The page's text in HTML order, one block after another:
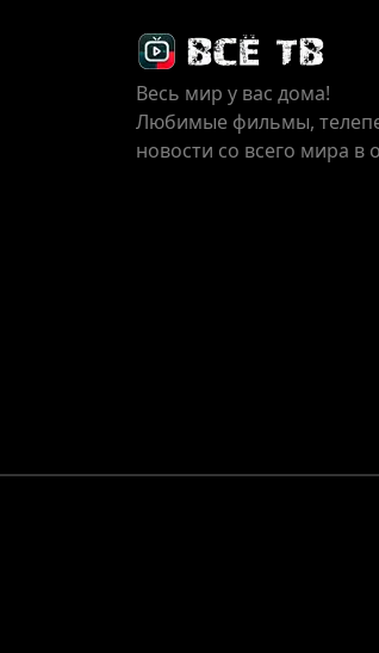
Весь мир у вас дома!
Любимые фильмы,
новости со всего мира в